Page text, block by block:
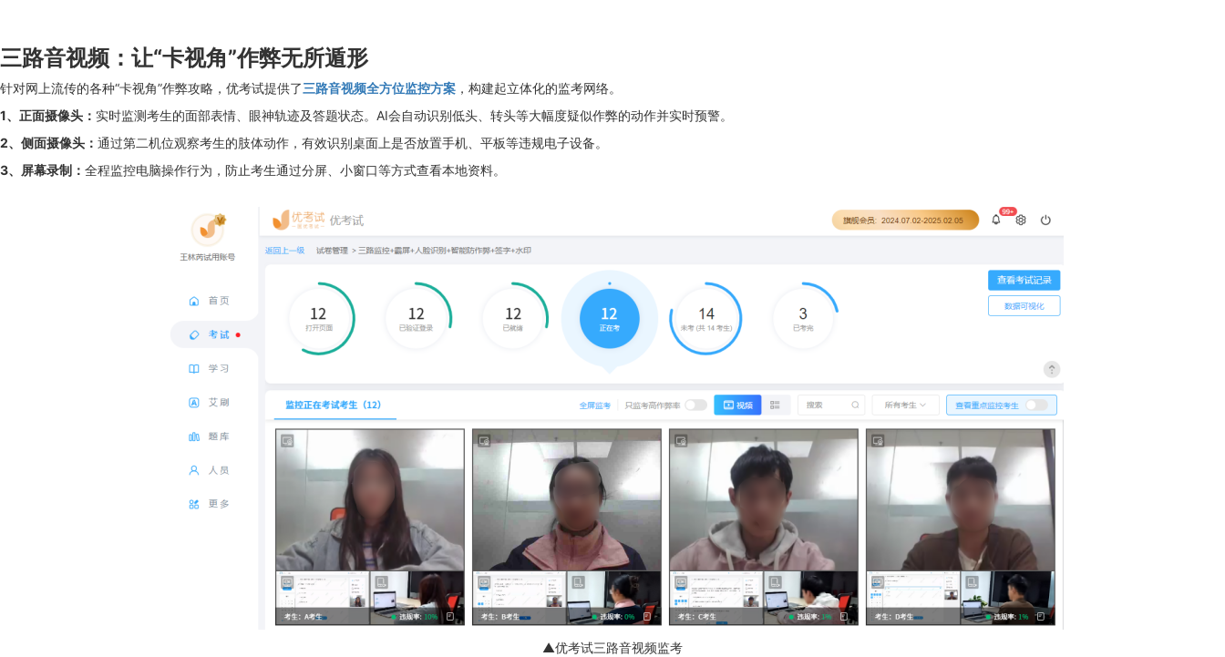
三路音视频：让“卡视角”作弊无所遁形
针对网上流传的各种“卡视角”作弊攻略，优考试提供了三路音视频全方位监控方案 ，构建起立体化的监考网络。
1、正面摄像头： 实时监测考生的面部表情、眼神轨迹及答题状态。AI会自动识别低头、转头等大幅度疑似作弊的动作并实时预警。
2、侧面摄像头： 通过第二机位观察考生的肢体动作，有效识别桌面上是否放置手机、平板等违规电子设备。
3、屏幕录制： 全程监控电脑操作行为，防止考生通过分屏、小窗口等方式查看本地资料。
▲优考试三路音视频监考